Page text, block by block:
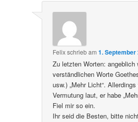
Felixschriebam1.
Zu letzten Worten: angeblich
verständlichen Worte
usw.) „Mehr Licht“.
Vermutung laut, er habe
Fiel mir so ein.
Ihr seid die Besten, bitte